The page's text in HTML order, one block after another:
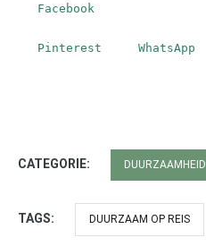
Facebook
Pinterest WhatsApp
CATEGORIE: DUURZAAMHEID
TAGS: DUURZAAM OP REIS